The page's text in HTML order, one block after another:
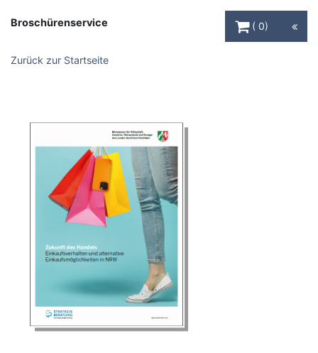
Broschürenservice
0
Zurück zur Startseite